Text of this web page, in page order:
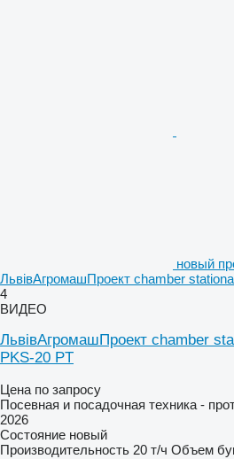
новый
ЛьвівАгромашПроект chamber
4
ВИДЕО
ЛьвівАгромашПроект chamber
PKS-20 PT
Цена по запросу
Посевная и посадочная техника -
2026
Состояние новый
Производительность 20 т/ч Объем